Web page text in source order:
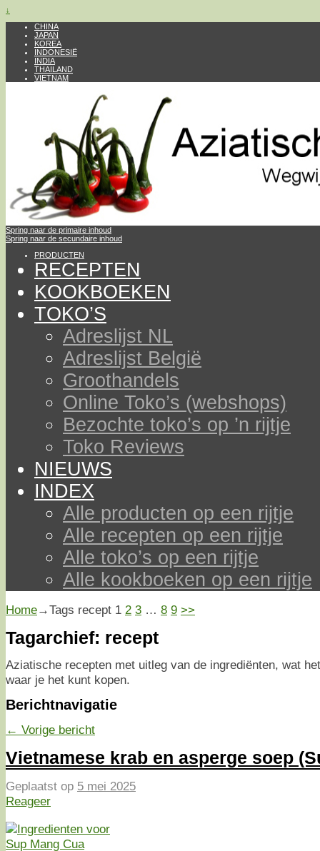
↓
CHINA
JAPAN
KOREA
INDONESIË
INDIA
THAILAND
VIETNAM
Spring naar de primaire inhoud
Spring naar de secundaire inhoud
PRODUCTEN
RECEPTEN
KOOKBOEKEN
TOKO’S
Adreslijst NL
Adreslijst België
Groothandels
Online Toko’s (webshops)
Bezochte toko’s op ’n rijtje
Toko Reviews
NIEUWS
INDEX
Alle producten op een rijtje
Alle recepten op een rijtje
Alle toko’s op een rijtje
Alle kookboeken op een rijtje
Home→Tags recept 1 2 3 … 8 9 >>
Tagarchief: recept
Aziatische recepten met uitleg van de ingrediënten, wat
waar je het kunt kopen.
Berichtnavigatie
← Vorige bericht
Vietnamese krab en asperge soep
Geplaatst op 5 mei 2025
Reageer